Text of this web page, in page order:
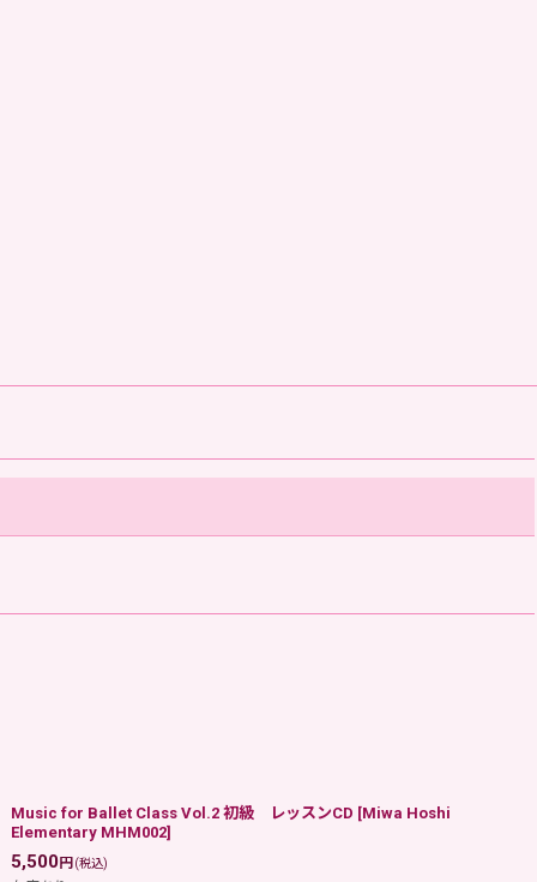
Music for Ballet Class Vol.2 初級 レッスンCD [Miwa Hoshi
Elementary MHM002]
5,500円(税込)